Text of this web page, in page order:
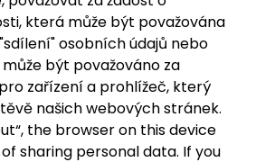
která může být považována
osobních údajů nebo
být považováno za
zařízení a prohlížeč, který
našich webových stránek.
the browser on this device
sharing personal data. If you